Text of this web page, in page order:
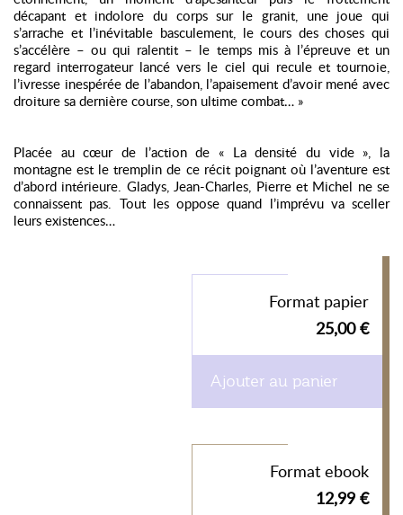
décapant et indolore du corps sur le granit, une joue qui
s’arrache et l’inévitable basculement, le cours des choses qui
s’accélère – ou qui ralentit – le temps mis à l’épreuve et un
regard interrogateur lancé vers le ciel qui recule et tournoie,
l’ivresse inespérée de l’abandon, l’apaisement d’avoir mené avec
droiture sa dernière course, son ultime combat… »
Placée au cœur de l’action de « La densité du vide », la
montagne est le tremplin de ce récit poignant où l’aventure est
d’abord intérieure. Gladys, Jean-Charles, Pierre et Michel ne se
connaissent pas. Tout les oppose quand l’imprévu va sceller
leurs existences…
Format papier
25,00 €
Ajouter au panier
Format ebook
12,99 €